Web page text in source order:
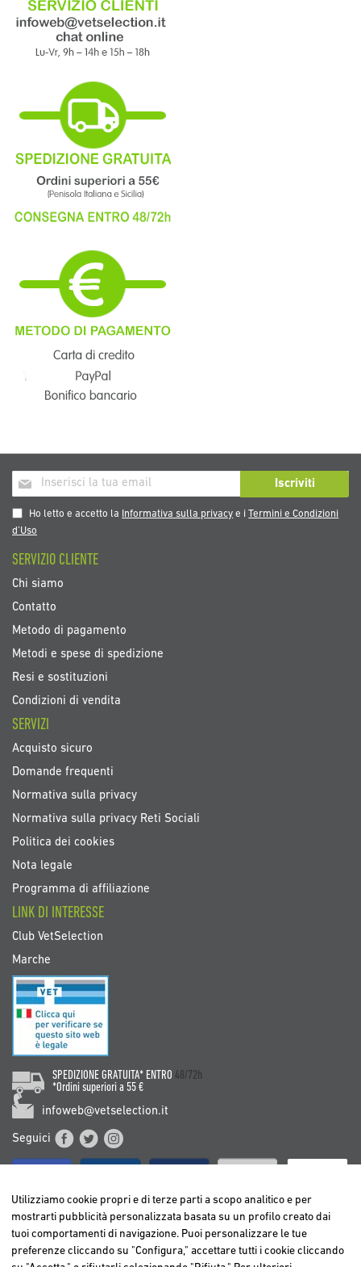
Iscriviti
alla
nostra
Newsletter:
Iscriviti
Ho letto e accetto la Informativa sulla privacy e iTermini e Condizioni
d’Uso
SERVIZIO CLIENTE
Chi siamo
Contatto
Metodo di pagamento
Metodi e spese di spedizione
Resi e sostituzioni
Condizioni di vendita
SERVIZI
Acquisto sicuro
Domande frequenti
Normativa sulla privacy
Normativa sulla privacy Reti Sociali
Politica dei cookies
Nota legale
Programma di affiliazione
LINK DI INTERESSE
Club VetSelection
Marche
SPEDIZIONE GRATUITA* ENTRO 48/72h
*Ordini superiori a 55 €
infoweb@vetselection.it
Seguici
BELGIË / BELGIQUE
DEUTSCHLAND
Utilizziamo cookie propri e di terze parti a scopo analitico e per
mostrarti pubblicità personalizzata basata su un profilo creato dai
tuoi comportamenti di navigazione. Puoi personalizzare le tue
preferenze cliccando su "Configura," accettare tutti i cookie cliccando